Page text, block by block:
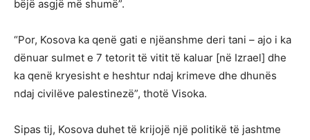
bëjë asgjë më shumë”.
“Por, Kosova ka qenë gati e njëanshme deri tani – ajo i ka
dënuar sulmet e 7 tetorit të vitit të kaluar [në Izrael] dhe
ka qenë kryesisht e heshtur ndaj krimeve dhe dhunës
ndaj civilëve palestinezë”, thotë Visoka.
Sipas tij, Kosova duhet të krijojë një politikë të jashtme